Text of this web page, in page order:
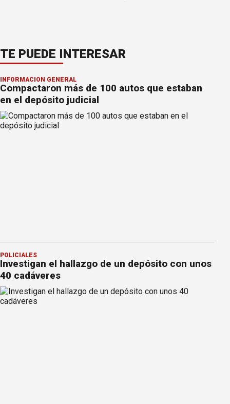
TE PUEDE INTERESAR
INFORMACION GENERAL
Compactaron más de 100 autos que estaban
en el depósito judicial
POLICIALES
Investigan el hallazgo de un depósito con unos
40 cadáveres